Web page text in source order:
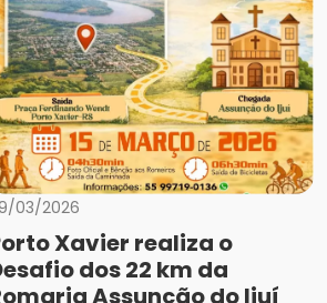
03/2026
Xavier realiza o
dos 22 km da
Assunção do Ijuí